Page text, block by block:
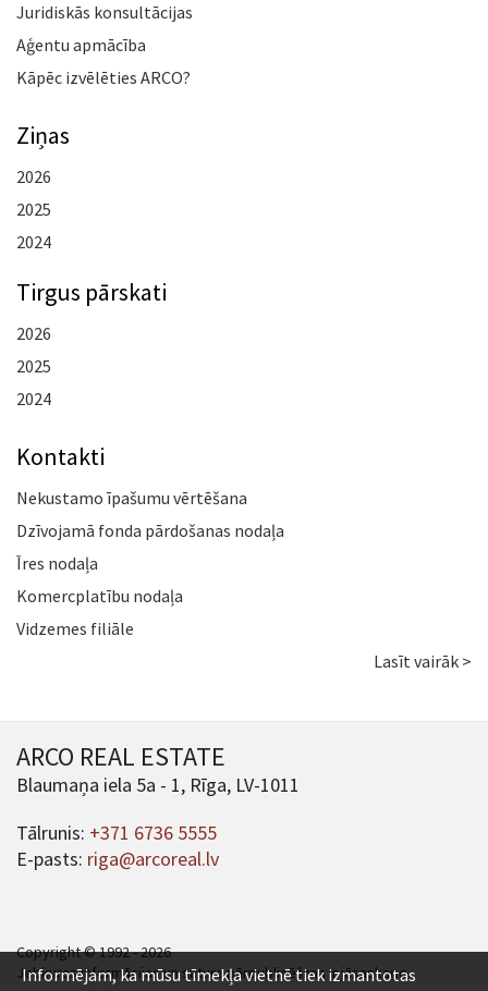
Juridiskās konsultācijas
Aģentu apmācība
Kāpēc izvēlēties ARCO?
Ziņas
2026
2025
2024
Tirgus pārskati
2026
2025
2024
Kontakti
Nekustamo īpašumu vērtēšana
Dzīvojamā fonda pārdošanas nodaļa
Īres nodaļa
Komercplatību nodaļa
Vidzemes filiāle
Lasīt vairāk >
ARCO REAL ESTATE
Blaumaņa iela 5a - 1, Rīga, LV-1011
Tālrunis: +371 6736 5555
E-pasts: riga@arcoreal.lv
Copyright © 1992 - 2026
Jebkuras informācijas un satura pārpublicēšana ir jāsaskaņo.
Informējam, ka mūsu tīmekļa vietnē tiek izmantotas